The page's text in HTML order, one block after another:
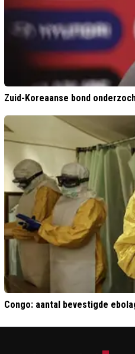
Zuid-Koreaanse bond
Congo: aantal bevestigde